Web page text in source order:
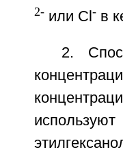
2-или Cl -в
2.